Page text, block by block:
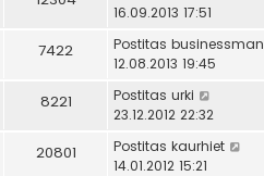
16.09.2013 17:51
7422 Postitas businessman
12.08.2013 19:45
8221 Postitas urki
23.12.2012 22:32
20801 Postitas kaurhiet
14.01.2012 15:21